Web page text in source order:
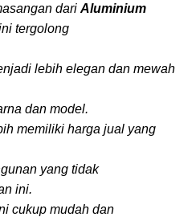
dari Aluminium
tergolong
lebih elegan dan mewah
dan model.
memiliki harga jual yang
yang tidak
ini.
cukup mudah dan